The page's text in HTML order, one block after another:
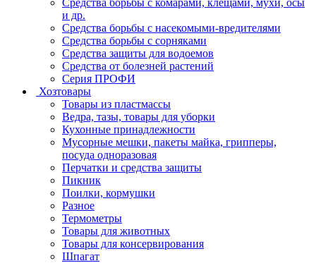
и др.
Средства борьбы с насекомыми-вредителями
Средства борьбы с сорняками
Средства защиты для водоемов
Средства от болезней растений
Серия ПРОФИ
Хозтовары
Товары из пластмассы
Ведра, тазы, товары для уборки
Кухонные принадлежности
Мусорные мешки, пакеты майка, грипперы,
посуда одноразовая
Перчатки и средства защиты
Пикник
Поилки, кормушки
Разное
Термометры
Товары для животных
Товары для консервирования
Шпагат